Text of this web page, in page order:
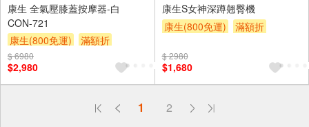
康生 全氣壓膝蓋按摩器-白
CON-721
康生(800免運)
滿額折
$ 6980
$2,980
康生S女神深蹲翹臀機
康生(800免運)
滿額折
$ 2980
$1,680
1 2
偏遠地區配送